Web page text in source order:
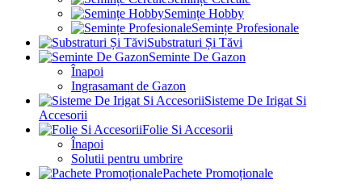
Semințe Hobby
Semințe Profesionale
Substraturi Și Tăvi
Seminte De Gazon
Înapoi
Ingrasamant de Gazon
Sisteme De Irigat Si
Accesorii
Folie Si Accesorii
Înapoi
Solutii pentru umbrire
Pachete Promoționale